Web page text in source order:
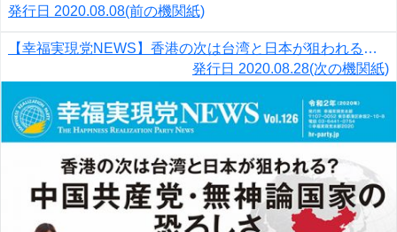
発行日 2020.08.08(前の機関紙)
【幸福実現党NEWS】香港の次は台湾と日本が狙われる？ 中国共産党・無神論国家の恐ろしさ
発行日 2020.08.28(次の機関紙)